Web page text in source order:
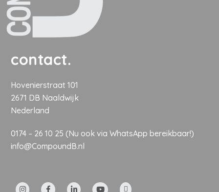
contact.
Hovenierstraat 101
2671 DB Naaldwijk
Nederland
0174 – 26 10 25 (Nu ookvia WhatsApp bereikbaar!)
info@CompoundB.nl